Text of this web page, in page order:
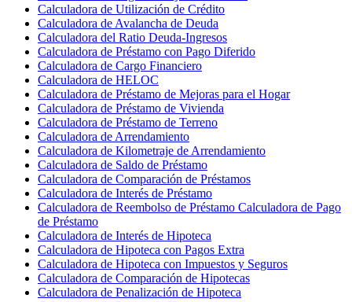
Calculadora de Utilización de Crédito
Calculadora de Avalancha de Deuda
Calculadora del Ratio Deuda-Ingresos
Calculadora de Préstamo con Pago Diferido
Calculadora de Cargo Financiero
Calculadora de HELOC
Calculadora de Préstamo de Mejoras para el Hogar
Calculadora de Préstamo de Vivienda
Calculadora de Préstamo de Terreno
Calculadora de Arrendamiento
Calculadora de Kilometraje de Arrendamiento
Calculadora de Saldo de Préstamo
Calculadora de Comparación de Préstamos
Calculadora de Interés de Préstamo
Calculadora de Reembolso de Préstamo Calculadora de Pago
de Préstamo
Calculadora de Interés de Hipoteca
Calculadora de Hipoteca con Pagos Extra
Calculadora de Hipoteca con Impuestos y Seguros
Calculadora de Comparación de Hipotecas
Calculadora de Penalización de Hipoteca